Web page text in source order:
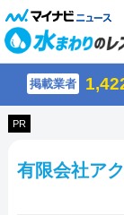
掲載業者
PR
有限会社ア